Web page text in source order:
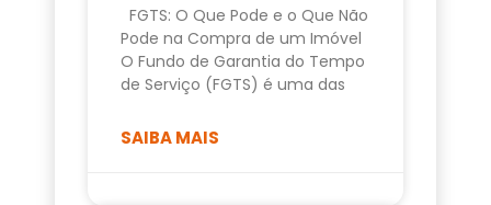
FGTS: O Que Pode e o Que Não
Pode na Compra de um Imóvel
O Fundo de Garantia do Tempo
de Serviço (FGTS) é uma das
SAIBA MAIS